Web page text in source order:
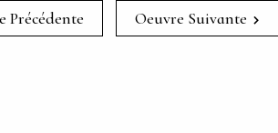
Précédente Oeuvre Suivante